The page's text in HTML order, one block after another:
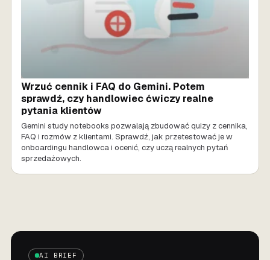
Wrzuć cennik i FAQ do Gemini. Potem
sprawdź, czy handlowiec ćwiczy realne
pytania klientów
Gemini study notebooks pozwalają zbudować quizy z cennika,
FAQ i rozmów z klientami. Sprawdź, jak przetestować je w
onboardingu handlowca i ocenić, czy uczą realnych pytań
sprzedażowych.
AI BRIEF